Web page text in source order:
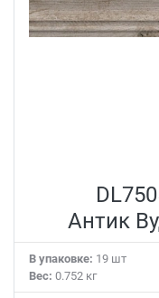
Антик
В упаковке: 19 шт
Вес: 0.752 кг